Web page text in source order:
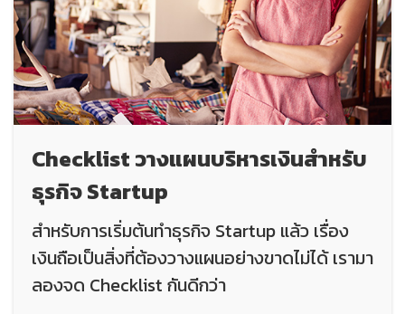
Checklist วางแผนบริหารเงินสำหรับ
ธุรกิจ Startup
สำหรับการเริ่มต้นทำธุรกิจ Startup แล้ว เรื่อง
เงินถือเป็นสิ่งที่ต้องวางแผนอย่างขาดไม่ได้ เรามา
ลองจด Checklist กันดีกว่า